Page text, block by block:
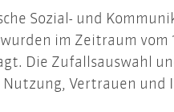
Sozial- und
im Zeitraum vom
Die Zufallsauswahl
Vertrauen und